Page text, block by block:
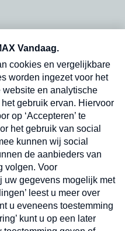
dinsdagochtend in
Verzend
op onze